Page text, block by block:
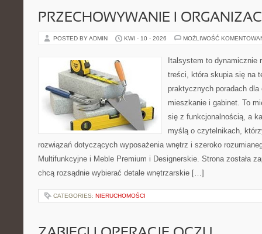
PRZECHOWYWANIE I
POSTED BY ADMIN KWI - 10 - 2026 MOŻLIWOŚĆ
Italsystem to dynamicznie
treści, która skupia się na
praktycznych poradach
mieszkanie i gabinet. To
się z funkcjonalnością, a
myślą o czytelnikach,
rozwiązań dotyczących wyposażenia wnętrz i szeroko
Multifunkcyjne i Meble Premium i Designerskie. Strona została
chcą rozsądnie wybierać detale wnętrzarskie […]
CATEGORIES: NIERUCHOMOŚCI